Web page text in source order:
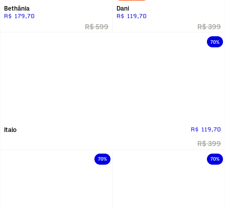
Bethânia
R$ 179,70
R$ 599
Dani
R$ 119,70
R$ 399
70%
Italo R$ 119,70
R$ 399
70% 70%